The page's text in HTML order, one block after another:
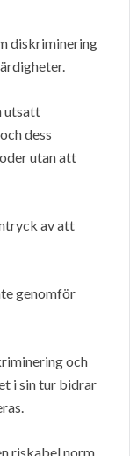
diskriminering
utsatt
dess
utan att
av att
genomför
och
i sin tur bidrar
riskabel norm